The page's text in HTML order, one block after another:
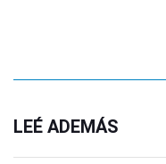
LEÉ ADEMÁS